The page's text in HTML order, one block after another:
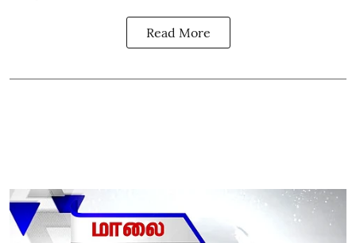
Read More